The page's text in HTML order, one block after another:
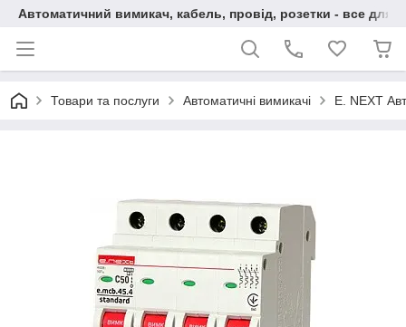
Автоматичний вимикач, кабель, провід, розетки - все для
Товари та послуги Автоматичні вимикачі E. NEXT